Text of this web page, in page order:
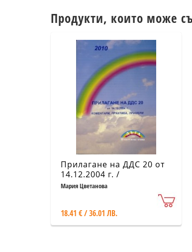
Продукти, които може
Прилагане на ДДС 20 от
14.12.2004 г. /
Коментари, практика,
Мария Цветанова
18.41 € / 36.01 ЛВ.